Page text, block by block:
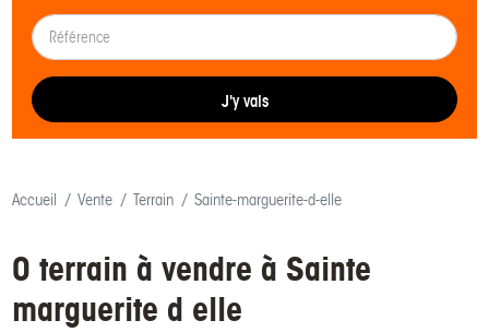
J'y vais
Accueil Vente Terrain Sainte-marguerite-d-elle
0 terrain à vendre à Sainte
marguerite d elle